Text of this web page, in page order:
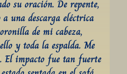
su oración. De repente,
una descarga eléctrica
de mi cabeza,
y toda la espalda. Me
El impacto fue tan fuerte